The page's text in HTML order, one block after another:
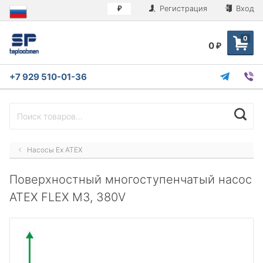
₽ Регистрация Вход
0
0 ₽
+7 929 510-01-36
Насосы Ex ATEX
Поверхностный многоступенчатый насос
ATEX FLEX M3, 380V